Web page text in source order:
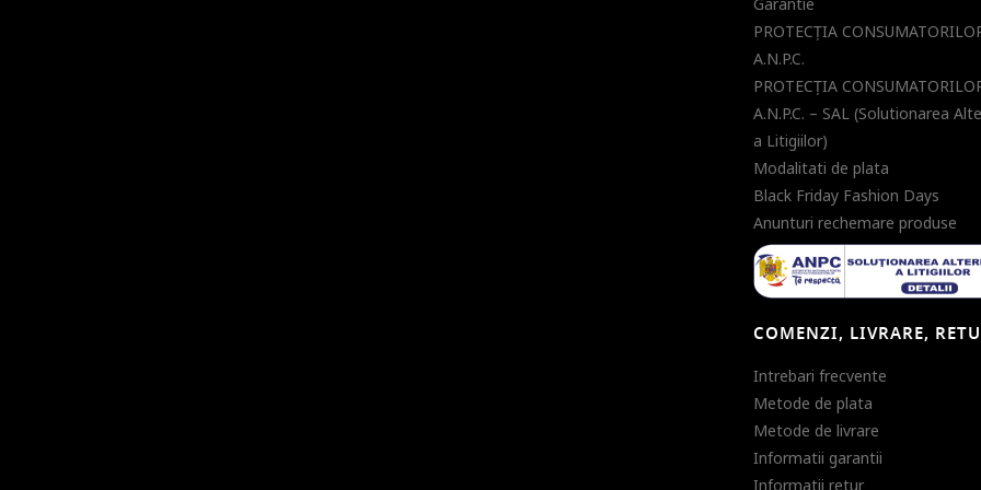
PROTECŢIA
A.N.P.C.
PROTECŢIA
A.N.P.C. – SAL (Solutionarea
a Litigiilor)
Modalitati de plata
Black Friday Fashion Days
Anunturi rechemare produse
COMENZI, LIVRARE,
Intrebari frecvente
Metode de plata
Metode de livrare
Informatii garantii
Informatii retur